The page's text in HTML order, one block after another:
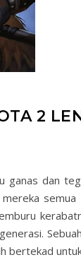
2
ganas dan
semua
bertekad